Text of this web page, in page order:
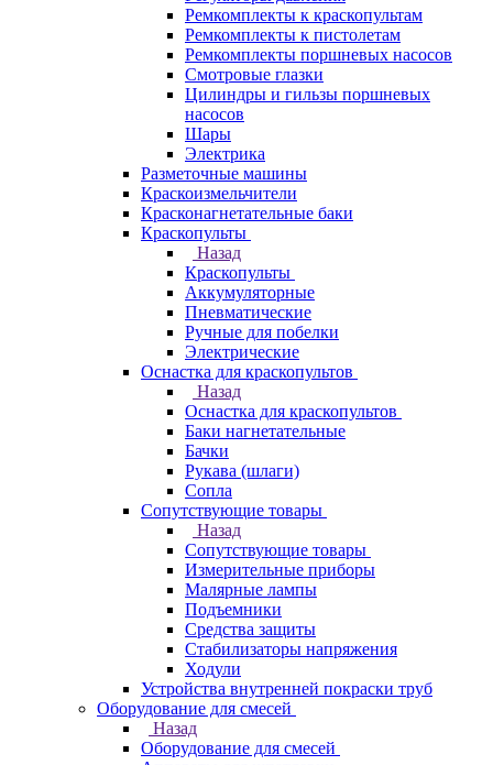
Ремкомплекты к краскопультам
Ремкомплекты к пистолетам
Ремкомплекты поршневых насосов
Смотровые глазки
Цилиндры и гильзы поршневых
насосов
Шары
Электрика
Разметочные машины
Краскоизмельчители
Красконагнетательные баки
Краскопульты
Назад
Краскопульты
Аккумуляторные
Пневматические
Ручные для побелки
Электрические
Оснастка для краскопультов
Назад
Оснастка для краскопультов
Баки нагнетательные
Бачки
Рукава (шлаги)
Сопла
Сопутствующие товары
Назад
Сопутствующие товары
Измерительные приборы
Малярные лампы
Подъемники
Средства защиты
Стабилизаторы напряжения
Ходули
Устройства внутренней покраски труб
Оборудование для смесей
Назад
Оборудование для смесей